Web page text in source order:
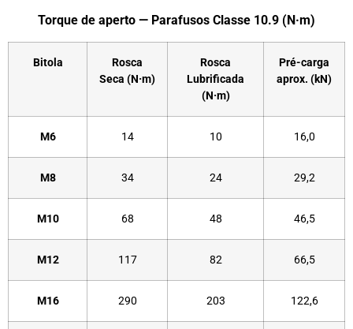
Torque de aperto — Parafusos Classe 10.9 (N·m)
Bitola
Rosca
Seca (N·m)
Rosca
Lubrificada
(N·m)
Pré-carga
aprox. (kN)
M6 14 10 16,0
M8 34 24 29,2
M10 68 48 46,5
M12 117 82 66,5
M16 290 203 122,6